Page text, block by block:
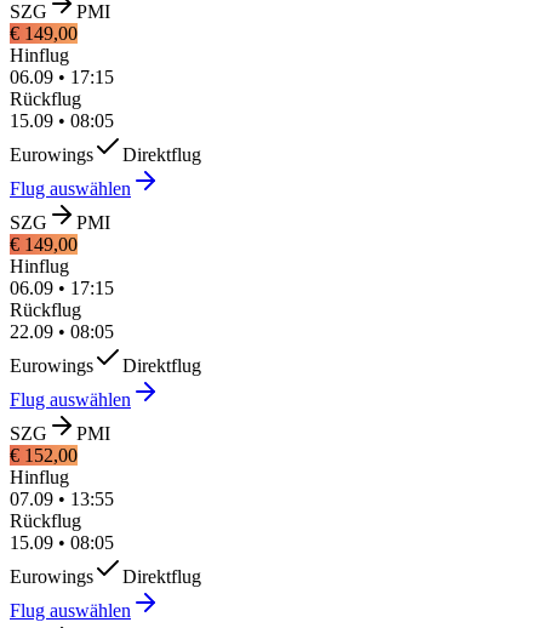
SZG
PMI
€ 149,00
Hinflug
06.09 • 17:15
Rückflug
15.09 • 08:05
Eurowings
Direktflug
Flug auswählen
SZG
PMI
€ 149,00
Hinflug
06.09 • 17:15
Rückflug
22.09 • 08:05
Eurowings
Direktflug
Flug auswählen
SZG
PMI
€ 152,00
Hinflug
07.09 • 13:55
Rückflug
15.09 • 08:05
Eurowings
Direktflug
Flug auswählen